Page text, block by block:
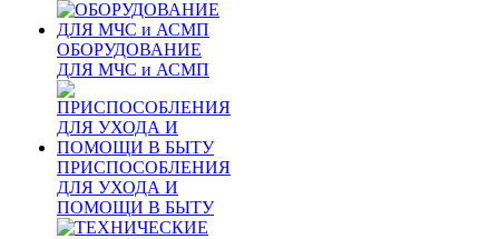
ОБОРУДОВАНИЕ
ДЛЯ МЧС и АСМП
ПРИСПОСОБЛЕНИЯ
ДЛЯ УХОДА И
ПОМОЩИ В БЫТУ